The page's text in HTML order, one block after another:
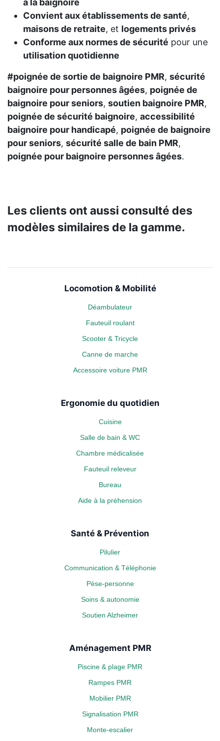
à la baignoire
Convient aux établissements de santé,
maisons de retraite, et logements privés
Conforme aux normes de sécurité pour une
utilisation quotidienne
#poignée de sortie de baignoire PMR, sécurité
baignoire pour personnes âgées, poignée de
baignoire pour seniors, soutien baignoire PMR,
poignée de sécurité baignoire, accessibilité
baignoire pour handicapé, poignée de baignoire
pour seniors, sécurité salle de bain PMR,
poignée pour baignoire personnes âgées.
Les clients ont aussi consulté des
modèles similaires de la gamme.
Locomotion & Mobilité
Déambulateur
Fauteuil roulant
Scooter & Tricycle
Canne de marche
Accessoire voiture PMR
Ergonomie du quotidien
Cuisine
Salle de bain & WC
Chambre médicalisée
Fauteuil releveur
Bureau
Aide à la préhension
Santé & Prévention
Pilulier
Communication & Téléphonie
Pèse-personne
Soins & autonomie
Soutien Alzheimer
Aménagement PMR
Piscine & plage PMR
Rampes PMR
Mobilier PMR
Signalisation PMR
Monte-escalier